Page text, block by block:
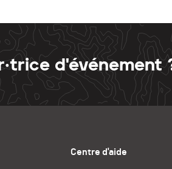
d'événement
Centre d'aide